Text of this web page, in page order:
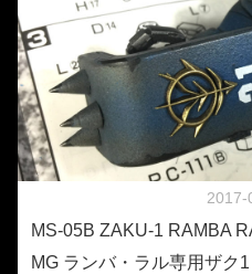
2017-
MS-05B ZAKU-1 RAMBA
MG ランバ・ラル専用ザ